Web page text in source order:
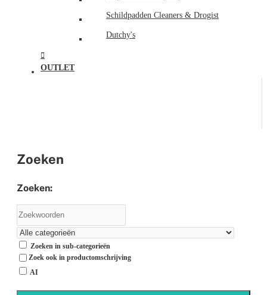
Schildpadden Cleaners & Drogist
Dutchy's
OUTLET
Zoeken
Zoeken:
Zoeken in sub-categorieën
Zoek ook in productomschrijving
AI